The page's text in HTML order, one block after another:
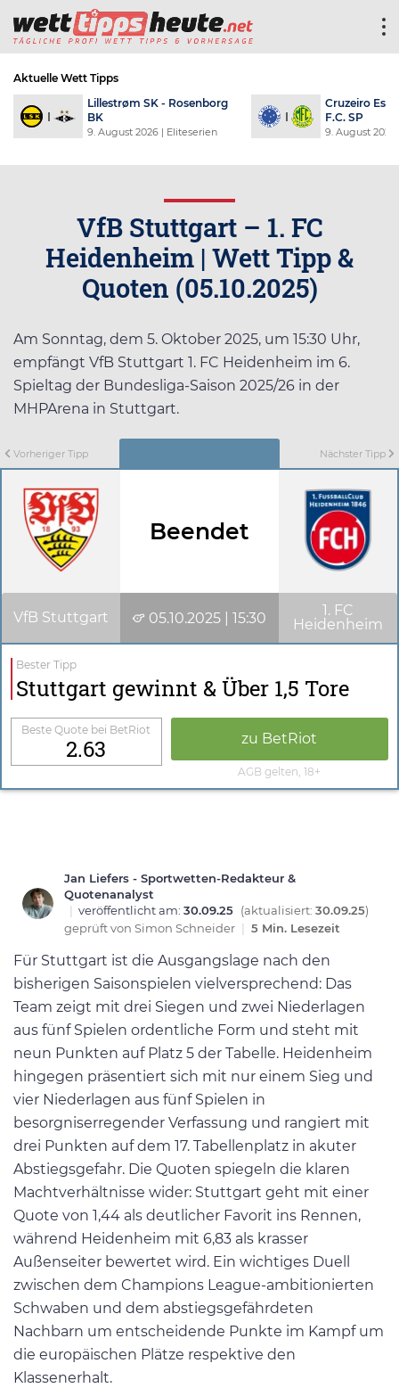
Aktuelle Wett Tipps
Clube - Mirassol
Halmstads BK - GAIS
9. August 2026 | Allsvenskan
VfB Stuttgart – 1. FC
Heidenheim | Wett Tipp &
Quoten (05.10.2025)
Am Sonntag, dem 5. Oktober 2025, um 15:30 Uhr,
empfängt VfB Stuttgart 1. FC Heidenheim im 6.
Spieltag der Bundesliga-Saison 2025/26 in der
MHPArena in Stuttgart.
Vorheriger Tipp Nächster Tipp
Beendet
VfB Stuttgart 05.10.2025 | 15:30
1. FC
Heidenheim
Bester Tipp
Stuttgart gewinnt & Über 1,5 Tore
Beste Quote bei BetRiot
2.63 zu BetRiot
AGB gelten, 18+
Jan Liefers - Sportwetten-Redakteur &
Quotenanalyst
| veröffentlicht am: 30.09.25 (aktualisiert: 30.09.25)
geprüft von Simon Schneider | 5 Min. Lesezeit
Für Stuttgart ist die Ausgangslage nach den
bisherigen Saisonspielen vielversprechend: Das
Team zeigt mit drei Siegen und zwei Niederlagen
aus fünf Spielen ordentliche Form und steht mit
neun Punkten auf Platz 5 der Tabelle. Heidenheim
hingegen präsentiert sich mit nur einem Sieg und
vier Niederlagen aus fünf Spielen in
besorgniserregender Verfassung und rangiert mit
drei Punkten auf dem 17. Tabellenplatz in akuter
Abstiegsgefahr. Die Quoten spiegeln die klaren
Machtverhältnisse wider: Stuttgart geht mit einer
Quote von 1,44 als deutlicher Favorit ins Rennen,
während Heidenheim mit 6,83 als krasser
Außenseiter bewertet wird. Ein wichtiges Duell
zwischen dem Champions League-ambitionierten
Schwaben und dem abstiegsgefährdeten
Nachbarn um entscheidende Punkte im Kampf um
die europäischen Plätze respektive den
Klassenerhalt.